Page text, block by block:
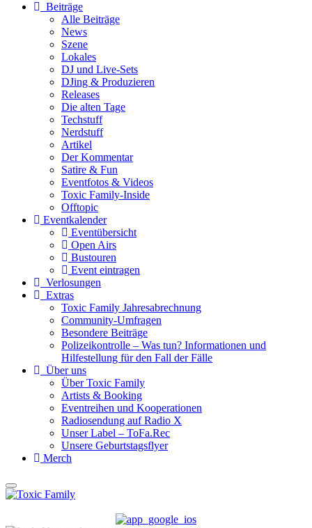
Beiträge
Alle Beiträge
News
Szene
Lokales
DJ und Live-Sets
DJing & Produzieren
Releases
Die alten Tage
Techstuff
Nerdstuff
Artikel
Der Kommentar
Satire & Fun
Eventfotos & Videos
Toxic Family-Inside
Offtopic
Eventkalender
Eventübersicht
Open Airs
Bustouren
Event eintragen
Verlosungen
Extras
Toxic Family Jahresabrechnung
Community-Umfragen
Besondere Beiträge
Polizeikontrolle – Was tun? Informationen und
Hilfestellung für den Fall der Fälle
Über uns
Über Toxic Family
Artists & Booking
Eventreihen und Kooperationen
Radiosendung auf Radio X
Unser Label – ToFa.Rec
Unsere Geburtstagsflyer
Merch